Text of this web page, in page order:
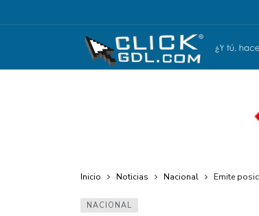
Inicio Noticias Nacional Emite
NACIONAL